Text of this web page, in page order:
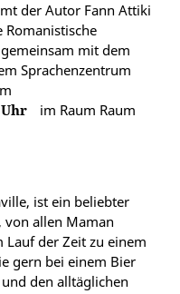
der Autor Fann Attiki
Romanistische
mit dem
Sprachenzentrum
Uhr
im Raum Raum
ist ein beliebter
von allen Maman
der Zeit zu einem
gern bei einem Bier
den alltäglichen